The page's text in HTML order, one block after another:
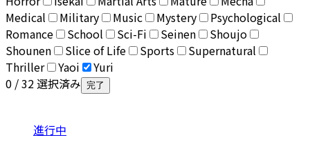
Medical
Military Music Mystery
Psychological
Romance
School Sci-Fi Seinen
Shoujo
Shounen
Slice of Life Sports
Supernatural
Thriller
Yaoi
Yuri
0 / 32 選択済み 完了
進行中